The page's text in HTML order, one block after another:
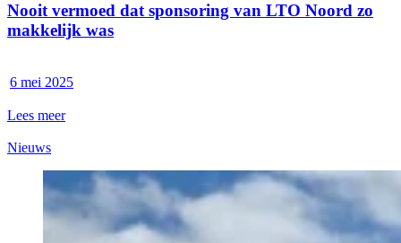
Nooit vermoed dat sponsoring van LTO Noord zo
makkelijk was
6 mei 2025
Lees meer
Nieuws